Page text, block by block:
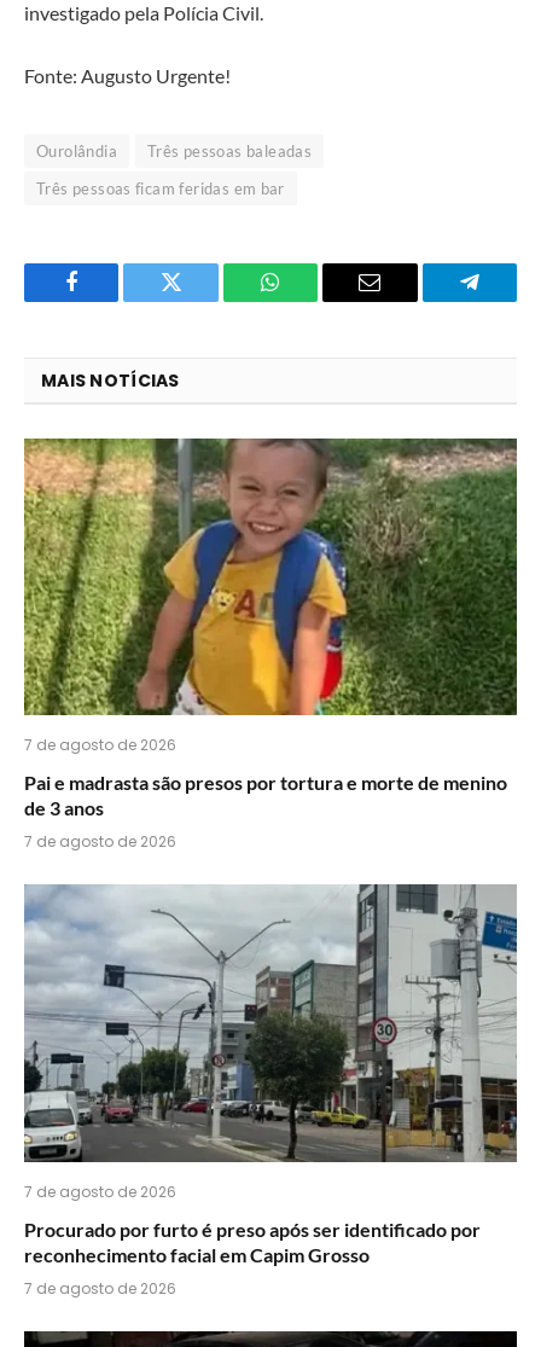
investigado pela Polícia Civil.
Fonte: Augusto Urgente!
Ourolândia
Três pessoas baleadas
Três pessoas ficam feridas em bar
Facebook Twitter
O
do
WhatsApp?
E-
MAIS NOTÍCIAS
7 de agosto de 2026
Pai e madrasta são presos por tortura e morte de menino
de 3 anos
7 de agosto de 2026
7 de agosto de 2026
Procurado por furto é preso após ser identificado por
reconhecimento facial em Capim Grosso
7 de agosto de 2026